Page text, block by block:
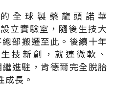
全球製藥龍頭諾華
立實驗室，隨後生技大
部搬遷至此。後續十年
技新創，就連微軟、
進駐，肯德爾完全脫胎
成長。